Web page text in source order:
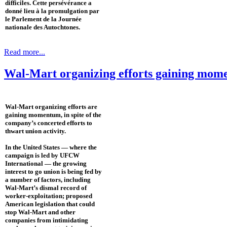
difficiles. Cette persévérance a
donné lieu à la promulgation par
le Parlement de la Journée
nationale des Autochtones.
Read more...
Wal-Mart organizing efforts gaining
Wal-Mart organizing efforts are
gaining momentum, in spite of the
company’s concerted efforts to
thwart union activity.
In the United States — where the
campaign is led by UFCW
International — the growing
interest to go union is being fed by
a number of factors, including
Wal-Mart’s dismal record of
worker-exploitation; proposed
American legislation that could
stop Wal-Mart and other
companies from intimidating